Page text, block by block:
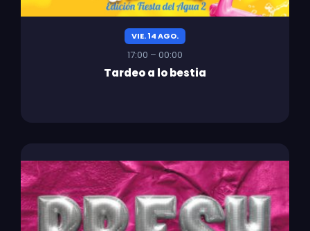
VIE. 14 AGO.
17:00 – 00:00
Tardeo a lo bestia